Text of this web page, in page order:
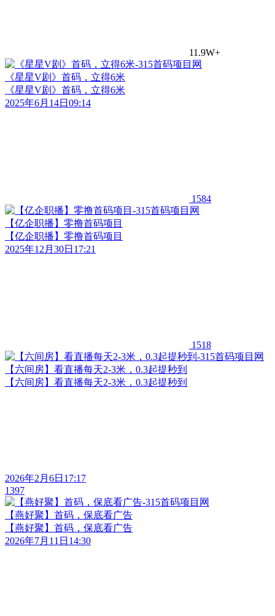
11.9W+
《星星V剧》首码，立得6米
《星星V剧》首码，立得6米
2025年6月14日09:14
1584
【亿企职播】零撸首码项目
【亿企职播】零撸首码项目
2025年12月30日17:21
1518
【六间房】看直播每天2-3米，0.3起提秒到
【六间房】看直播每天2-3米，0.3起提秒到
2026年2月6日17:17
1397
【燕好聚】首码，保底看广告
【燕好聚】首码，保底看广告
2026年7月11日14:30